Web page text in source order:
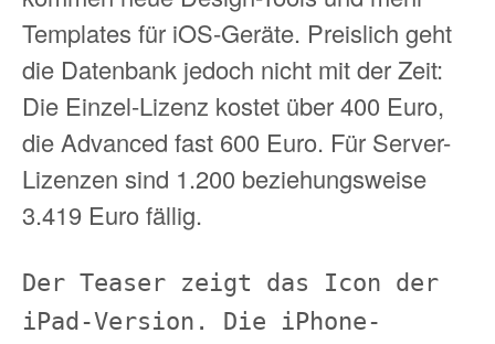
Templates für iOS-Geräte. Preislich geht
die Datenbank jedoch nicht mit der Zeit:
Die Einzel-Lizenz kostet über 400 Euro,
die Advanced fast 600 Euro. Für Server-
Lizenzen sind 1.200 beziehungsweise
3.419 Euro fällig.
Der Teaser zeigt das Icon der
iPad-Version. Die iPhone-